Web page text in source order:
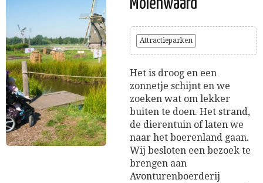
Molenwaard
Attractieparken
Het is droog en een
zonnetje schijnt en we
zoeken wat om lekker
buiten te doen. Het strand,
de dierentuin of laten we
naar het boerenland gaan.
Wij besloten een bezoek te
brengen aan
Avonturenboerderij